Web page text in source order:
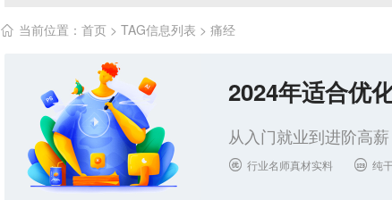
 当前位置： 首页 > TAG信息列表 > 痛经
2024年适合优
从入门就业到进阶高
 行业名师真材实料  纯